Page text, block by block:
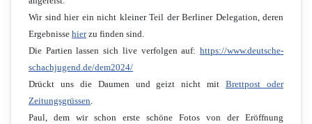
Wir sind hier ein nicht kleiner Teil der Berliner Delegation, deren
Ergebnisse hierzu finden sind.
Die Partien lassen sich live verfolgen auf: https://www.deutsche-
schachjugend.de/dem2024/
Drückt uns die Daumen und geizt nicht mitBrettpost oder
Zeitungsgrüssen.
Paul, dem wir schon erste schöne Fotos von der Eröffnung